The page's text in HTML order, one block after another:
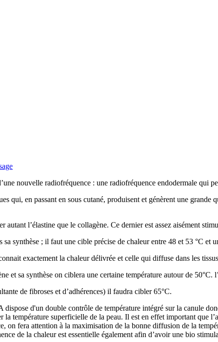
’une nouvelle radiofréquence : une radiofréquence endodermale qui
qui, en passant en sous cutané, produisent et génèrent une grande
l’élastine que le collagène. Ce dernier est assez aisément
sa synthèse ; il faut une cible précise de chaleur entre 48 et 53 °C et
exactement la chaleur délivrée et celle qui diffuse dans les
et sa synthèse on ciblera une certaine température autour de 50°C. l’
de fibroses et d’adhérences) il faudra cibler 65°C.
d'un double contrôle de température intégré sur la canule
température superficielle de la peau. Il est en effet important que l’
fera attention à la maximisation de la bonne diffusion de la
de la chaleur est essentielle également afin d’avoir une bio